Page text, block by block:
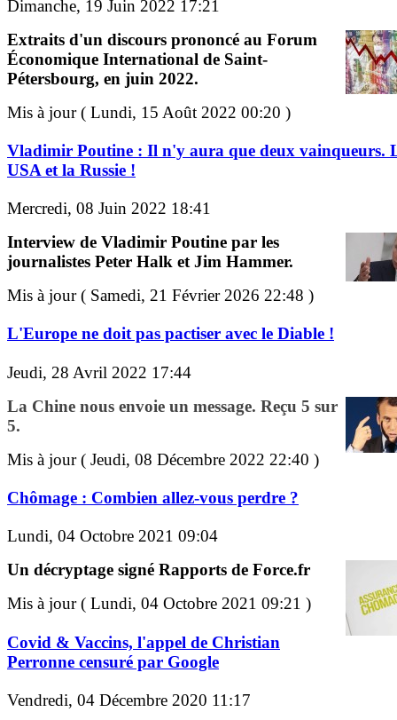
Dimanche, 19 Juin 2022 17:21
Extraits d'un discours prononcé au Forum
Économique International de Saint-
Pétersbourg, en juin 2022.
Mis à jour ( Lundi, 15 Août 2022 00:20 )
Vladimir Poutine : Il n'y aura que deux vainqueurs.
USA et la Russie !
Mercredi, 08 Juin 2022 18:41
Interview de Vladimir Poutine par les
journalistes Peter Halk et Jim Hammer.
Mis à jour ( Samedi, 21 Février 2026 22:48 )
L'Europe ne doit pas pactiser avec le Diable !
Jeudi, 28 Avril 2022 17:44
La Chine nous envoie un message. Reçu 5 sur
5.
Mis à jour ( Jeudi, 08 Décembre 2022 22:40 )
Chômage : Combien allez-vous perdre ?
Lundi, 04 Octobre 2021 09:04
Un décryptage signé Rapports de Force.fr
Mis à jour ( Lundi, 04 Octobre 2021 09:21 )
Covid & Vaccins, l'appel de Christian
Perronne censuré par Google
Vendredi, 04 Décembre 2020 11:17